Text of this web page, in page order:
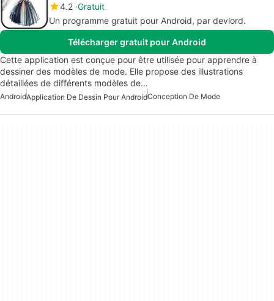
4.2 Gratuit
Un programme gratuit pour Android, par devlord.
Télécharger gratuit pour Android
Cette application est conçue pour être utilisée pour apprendre à
dessiner des modèles de mode. Elle propose des illustrations
détaillées de différents modèles de…
AndroidApplication De Dessin Pour AndroidConception De Mode